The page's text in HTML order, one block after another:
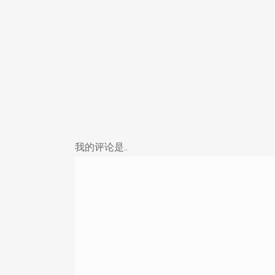
我的评论是..